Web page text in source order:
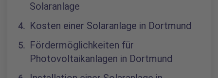
Solaranlage
Kosten einer Solaranlage in Dortmund
Fördermöglichkeiten für
Photovoltaikanlagen in Dortmund